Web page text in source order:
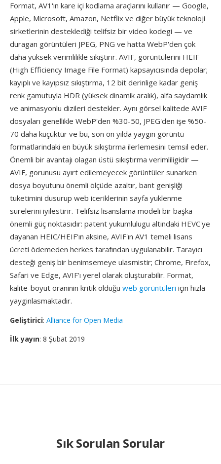
Format, AV1'ın kare içi kodlama araçlarını kullanır — Google,
Apple, Microsoft, Amazon, Netflix ve diğer büyük teknoloji
sirketlerinin desteklediği telifsiz bir video kodegi — ve
duragan görüntüleri JPEG, PNG ve hatta WebP'den çok
daha yüksek verimlilikle sıkıştırır. AVIF, görüntülerini HEIF
(High Efficiency Image File Format) kapsayıcısında depolar;
kayıplı ve kayıpsız sıkıştırma, 12 bit derinlige kadar geniş
renk gamutuyla HDR (yüksek dinamik aralık), alfa saydamlık
ve animasyonlu dizileri destekler. Aynı görsel kalitede AVIF
dosyaları genellikle WebP'den %30-50, JPEG'den işe %50-
70 daha küçüktür ve bu, son ön yilda yaygın görüntü
formatlarindaki en büyük sıkıştırma ilerlemesini temsil eder.
Önemli bir avantajı olagan üstü sıkıştırma verimliligidir —
AVIF, gorunusu ayırt edilemeyecek görüntüler sunarken
dosya boyutunu önemli ölçüde azaltır, bant genişliği
tuketimini dusurup web iceriklerinin sayfa yuklenme
surelerini iyilestirir. Telifsiz lisanslama modeli bir başka
önemli güç noktasıdır: patent yukumlulugu altindaki HEVC'ye
dayanan HEIC/HEIF'ın aksine, AVIF'ın AV1 temeli lisans
ücreti ödemeden herkes tarafından uygulanabilir. Tarayıcı
desteği geniş bir benimsemeye ulasmistir; Chrome, Firefox,
Safari ve Edge, AVIF'ı yerel olarak oluşturabilir. Format,
kalite-boyut oraninin kritik olduğu web görüntüleri için hızla
yayginlasmaktadir.
Geliştirici: Alliance for Open Media
İlk yayın: 8 Şubat 2019
Sık Sorulan Sorular